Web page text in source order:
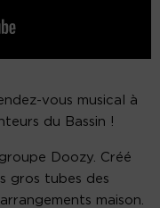
vous musical à
du Bassin !
Doozy. Créé
gros tubes des
maison.